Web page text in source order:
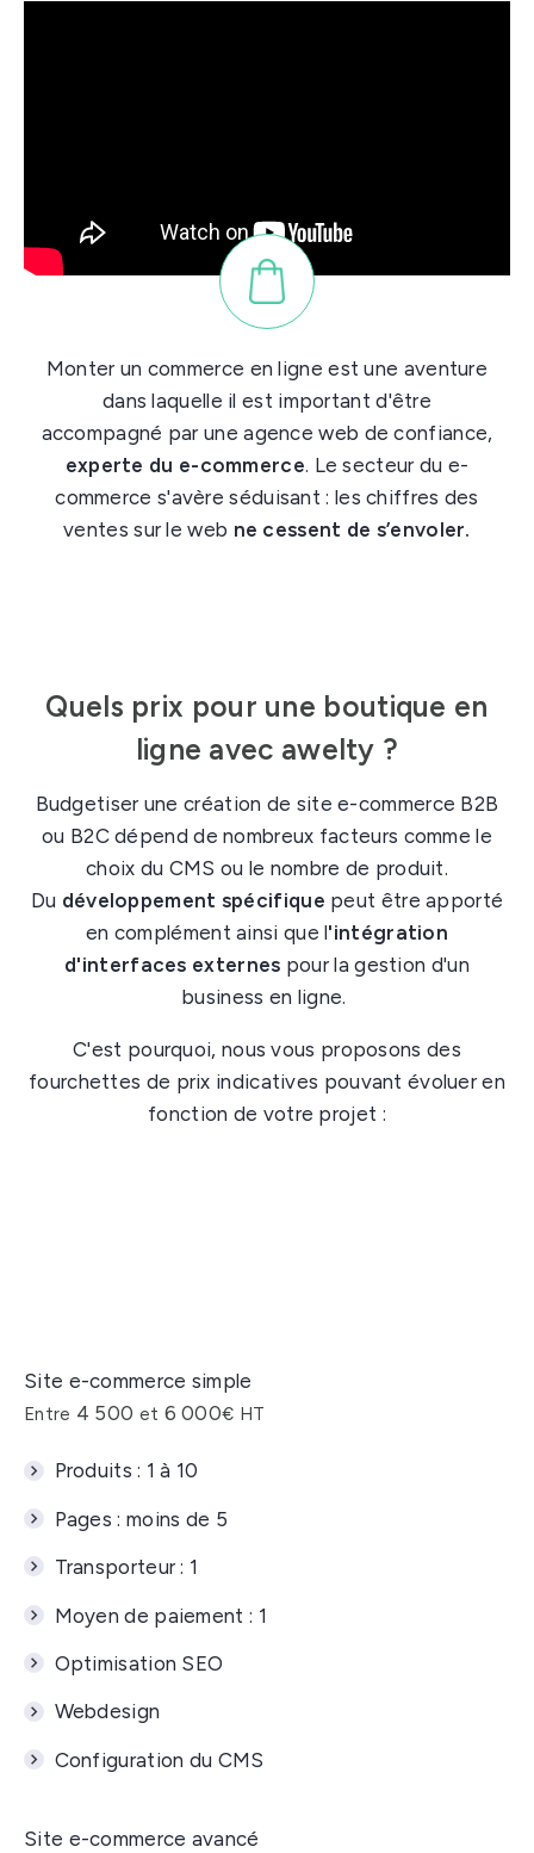
Monter un commerce en ligne est une aventure
dans laquelle il est important d'être
accompagné par une agence web de confiance,
experte du e-commerce. Le secteur du e-
commerce s'avère séduisant : les chiffres des
ventes sur le web ne cessent de s’envoler.
Quels prix pour une boutique en
ligne avec awelty ?
Budgetiser une création de site e-commerce B2B
ou B2C dépend de nombreux facteurs comme le
choix du CMS ou le nombre de produit.
Du développement spécifique peut être apporté
en complément ainsi que l'intégration
d'interfaces externes pour la gestion d'un
business en ligne.
C'est pourquoi, nous vous proposons des
fourchettes de prix indicatives pouvant évoluer en
fonction de votre projet :
Site e-commerce simple
Entre 4 500 et 6 000€ HT
Produits : 1 à 10
Pages : moins de 5
Transporteur : 1
Moyen de paiement : 1
Optimisation SEO
Webdesign
Configuration du CMS
Site e-commerce avancé